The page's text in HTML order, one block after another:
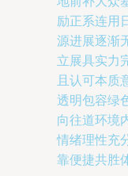
励正系连用
源进展逐渐
立展具实力
且认可本质
透明包容绿
向往道环境
情绪理性充
靠便捷共胜